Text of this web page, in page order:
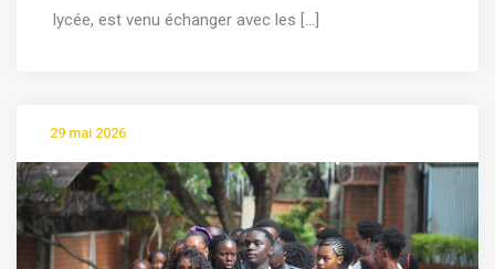
lycée, est venu échanger avec les [...]
29 mai 2026